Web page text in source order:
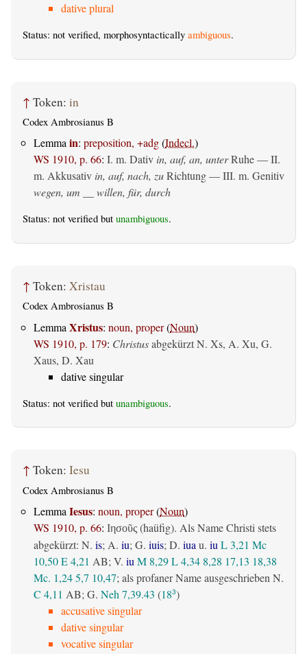
dative plural
Status: not verified, morphosyntactically ambiguous.
↑ Token: in
Codex Ambrosianus B
Lemmain: preposition, +adg(Indecl.)
WS 1910, p. 66: I. m. Dativ in, auf, an, unterRuhe — II.
m. Akkusativ in, auf, nach, zuRichtung — III. m. Genitiv
wegen, um __ willen, für, durch
Status: not verified but unambiguous.
↑ Token: Xristau
Codex Ambrosianus B
Lemma Xristus: noun, proper(Noun)
WS 1910, p. 179: Christusabgekürzt N. Xs, A. Xu, G.
Xaus, D. Xau
dative singular
Status: not verified but unambiguous.
↑ Token: Iesu
Codex Ambrosianus B
Lemma Iesus: noun, proper(Noun)
WS 1910, p. 66: Ιησοῦς (haüfig). Als Name Christi stets
abgekürzt: N. is; A. iu; G. iuis; D. iua u. iu L 3,21 Mc
10,50E 4,21 AB; V. iu M 8,29L 4,34 8,28 17,13 18,38
Mc. 1,245,7 10,47; als profaner Name ausgeschrieben N.
C 4,11 AB; G. Neh 7,39.43 (183)
accusative singular
dative singular
vocative singular